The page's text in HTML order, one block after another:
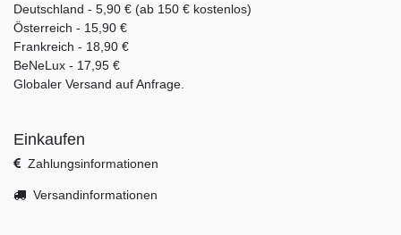
Deutschland - 5,90 € (ab 150 € kostenlos)
Österreich - 15,90 €
Frankreich - 18,90 €
BeNeLux - 17,95 €
Globaler Versand auf Anfrage.
Einkaufen
Zahlungsinformationen
Versandinformationen